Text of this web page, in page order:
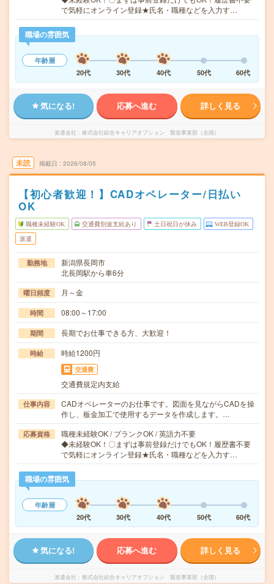
で気軽にオンライン登録★氏名・職種などを入力す…
職場の雰囲気
年齢層
20代
30代 40代 50代 60代
気になる! 応募へ進む 詳しく見る
派遣会社 株式会社綜合キャリアオプション 製造事業部（全国）
未読 掲載日 2026/08/05
【初心者歓迎！】CADオペレーター/日払い
OK
職種未経験OK 交通費別途支給あり 土日祝日が休み WEB登録OK
派遣
勤務地
新潟県長岡市
北長岡駅から車6分
曜日頻度 月～金
時間 08:00～17:00
期間 長期でお仕事できる方、大歓迎！
時給 時給1200円
交通費
交通費規定内支給
仕事内容
CADオペレーターのお仕事です。図面を見ながらCADを操
作し、板金加工で使用するデータを作成します。…
応募資格
職種未経験OK / ブランクOK / 英語力不要
◆未経験OK！〇まずは事前登録だけでもOK！履歴書不要
で気軽にオンライン登録★氏名・職種などを入力す…
職場の雰囲気
年齢層
20代
30代 40代 50代 60代
気になる! 応募へ進む 詳しく見る
派遣会社 株式会社綜合キャリアオプション 製造事業部（全国）